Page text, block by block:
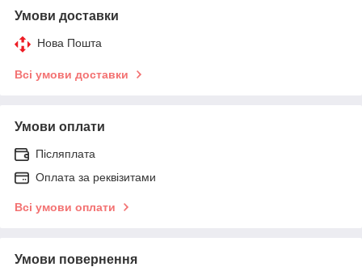
Умови доставки
Нова Пошта
Всі умови доставки
Умови оплати
Післяплата
Оплата за реквізитами
Всі умови оплати
Умови повернення